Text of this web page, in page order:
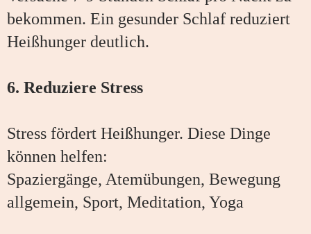
bekommen. Ein gesunder Schlaf reduziert
Heißhunger deutlich.
6. Reduziere Stress
Stress fördert Heißhunger. Diese Dinge
können helfen:
Spaziergänge, Atemübungen, Bewegung
allgemein, Sport, Meditation, Yoga